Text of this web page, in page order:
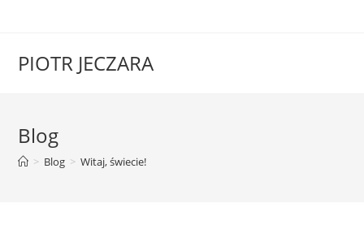
PIOTR JECZARA
Blog
> Blog > Witaj, świecie!